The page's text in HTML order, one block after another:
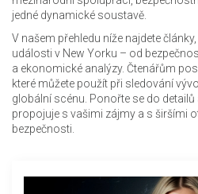
jedné dynamické soustavě.
V našem přehledu níže najdete
události v New Yorku – od
a ekonomické analýzy. Čtenářům
které můžete použít při sledování
globální scénu. Ponořte se do detailů
propojuje s vašimi zájmy a s širšími
bezpečnosti.